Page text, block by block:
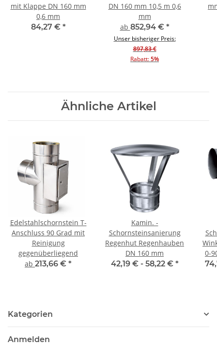
mit Klappe DN 160 mm
0,6 mm
84,27 € *
DN 160 mm 10,5 m 0,6
mm
ab 852,94 € *
Unser bisheriger Preis:
897,83 €
Rabatt:5%
Ähnliche Artikel
Edelstahlschornstein T-
Anschluss 90 Grad mit
Reinigung
gegenüberliegend
ab 213,66 € *
Kamin. -
Schornsteinsanierung
Regenhut Regenhauben
DN 160 mm
42,19 € - 58,22 € *
0-
Kategorien
Anmelden